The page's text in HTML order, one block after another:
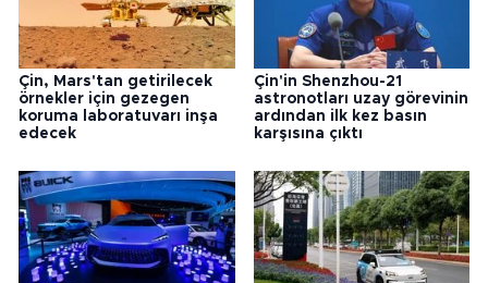
Çin, Mars'tan getirilecek
örnekler için gezegen
koruma laboratuvarı inşa
edecek
Çin'in Shenzhou-21
astronotları uzay görevinin
ardından ilk kez basın
karşısına çıktı